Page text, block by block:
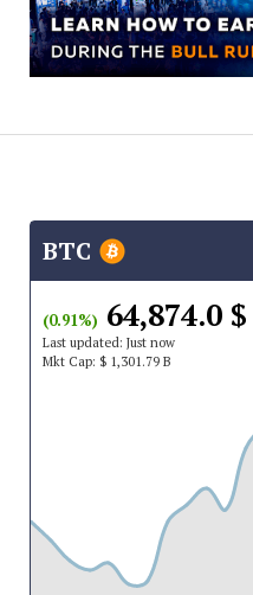
$ 64,874.0
(0.91%)
Last updated: Just now
Mkt Cap: $ 1,301.79 B